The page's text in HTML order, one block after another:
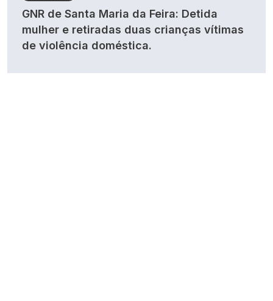
GNR de Santa Maria da Feira: Detida
mulher e retiradas duas crianças vítimas
de violência doméstica.